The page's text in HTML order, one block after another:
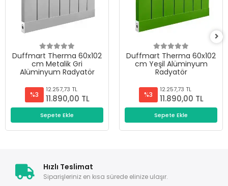
Duffmart Therma 60x102
cm Metalik Gri
Alüminyum Radyatör
%3
12.257,73 TL
11.890,00 TL
Sepete Ekle
Duffmart Therma 60x102
cm Yeşil Alüminyum
Radyatör
%3
12.257,73 TL
11.890,00 TL
Sepete Ekle
Hızlı Teslimat
Siparişleriniz en kısa sürede elinize ulaşır.